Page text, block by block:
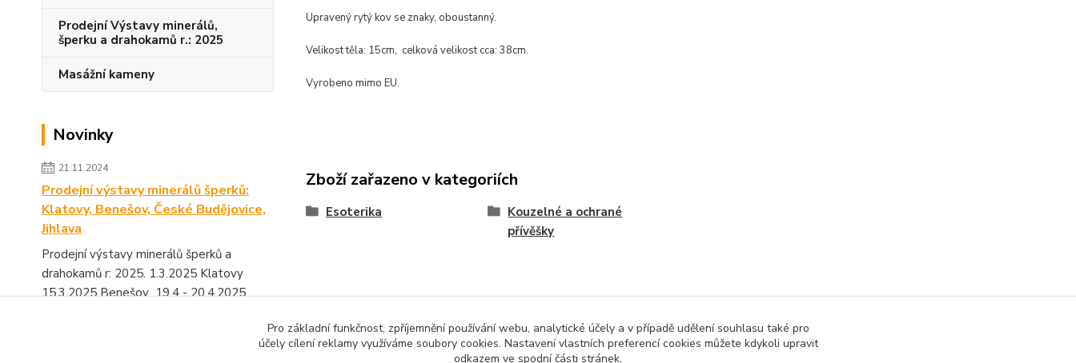
Prodejní Výstavy minerálů,
šperku a drahokamů r.: 2025
Masážní kameny
Novinky
21.11.2024
Prodejní výstavy minerálů šperků:
Klatovy, Benešov, České Budějovice,
Jihlava
Prodejní výstavy minerálů šperků a
drahokamů r: 2025. 1.3.2025 Klatovy
15.3.2025 Benešov 19.4 - 20.4.2025
Upravený rytý kov se znaky, oboustanný.
Velikost těla: 15cm, celková velikost cca: 38cm.
Vyrobeno mimo EU.
Zboží zařazeno v kategoriích
Esoterika
Kouzelné a ochrané
přívěšky
Pro základní funkčnost, zpříjemnění používání webu, analytické účely a v případě udělení souhlasu také pro
účely cílení reklamy využíváme soubory cookies. Nastavení vlastních preferencí cookies můžete kdykoli upravit
odkazem ve spodní části stránek.